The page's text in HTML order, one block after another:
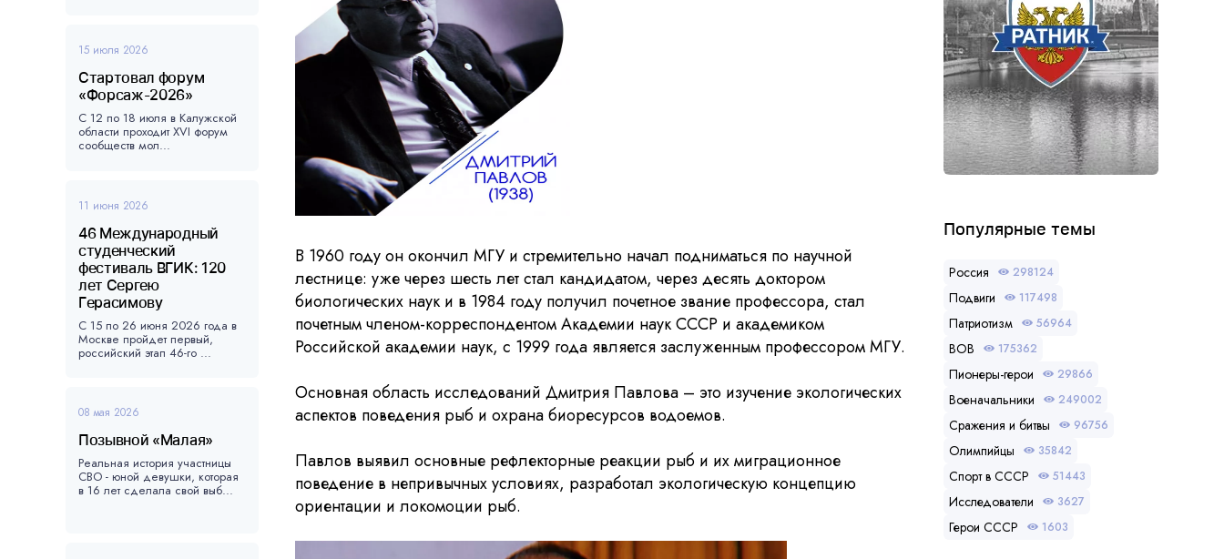
15 июля 2026
Стартовал форум
«Форсаж-2026»
С 12 по 18 июля в Калужской
области проходит XVI форум
сообществ мол...
11 июня 2026
46 Международный
студенческий
фестиваль ВГИК: 120
лет Сергею
Герасимову
С 15 по 26 июня 2026 года в
Москве пройдет первый,
российский этап 46-го ...
08 мая 2026
Позывной «Малая»
Реальная история участницы
СВО - юной девушки, которая
в 16 лет сделала свой выб...
В 1960 году он окончил МГУ и стремительно начал подниматься по научной
лестнице: уже через шесть лет стал кандидатом, через десять доктором
биологических наук и в 1984 году получил почетное звание профессора, стал
почетным членом-корреспондентом Академии наук СССР и академиком
Российской академии наук, с 1999 года является заслуженным профессором МГУ.
Основная область исследований Дмитрия Павлова – это изучение экологических
аспектов поведения рыб и охрана биоресурсов водоемов.
Павлов выявил основные рефлекторные реакции рыб и их миграционное
поведение в непривычных условиях, разработал экологическую концепцию
ориентации и локомоции рыб.
Популярные темы
Россия 298124
Подвиги 117498
Патриотизм 56964
ВОВ 175362
Пионеры-герои 29866
Военачальники 249002
Сражения и битвы 96756
Олимпийцы 35842
Спорт в СССР 51443
Исследователи 3627
Герои СССР 1603